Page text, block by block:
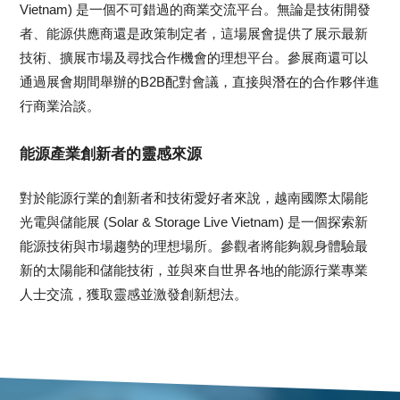
Vietnam) 是一個不可錯過的商業交流平台。無論是技術開發
者、能源供應商還是政策制定者，這場展會提供了展示最新
技術、擴展市場及尋找合作機會的理想平台。參展商還可以
通過展會期間舉辦的B2B配對會議，直接與潛在的合作夥伴進
行商業洽談。
能源產業創新者的靈感來源
對於能源行業的創新者和技術愛好者來說，越南國際太陽能
光電與儲能展 (Solar & Storage Live Vietnam) 是一個探索新
能源技術與市場趨勢的理想場所。參觀者將能夠親身體驗最
新的太陽能和儲能技術，並與來自世界各地的能源行業專業
人士交流，獲取靈感並激發創新想法。